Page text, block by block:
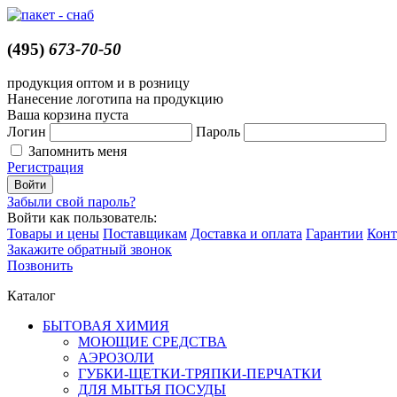
(495) 673-70-50
продукция оптом и в розницу
Нанесение логотипа на продукцию
Ваша корзина пуста
Логин
Пароль
Запомнить меня
Регистрация
Забыли свой пароль?
Войти как пользователь:
Товары и цены Поставщикам Доставка и оплата Гарантии
Закажите обратный звонок
Позвонить
Каталог
БЫТОВАЯ ХИМИЯ
МОЮЩИЕ СРЕДСТВА
АЭРОЗОЛИ
ГУБКИ-ЩЕТКИ-ТРЯПКИ-ПЕРЧАТКИ
ДЛЯ МЫТЬЯ ПОСУДЫ